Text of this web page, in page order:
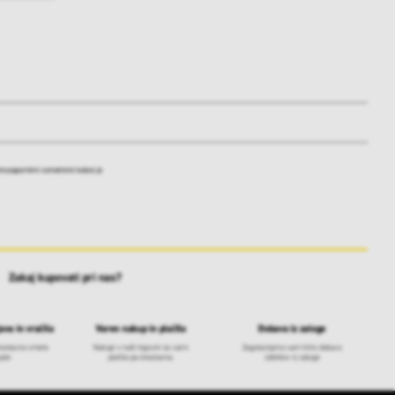
vzmetnimi kolesi je
Zakaj kupovati pri nas?
in vračila
vrnete
Varen nakup in plačila
Nakupi v naši trgovini so varni
plačila pa enostavna.
Dobava iz zaloge
Zagotavljamo vam hitro dobavo
izdelkov iz zaloge